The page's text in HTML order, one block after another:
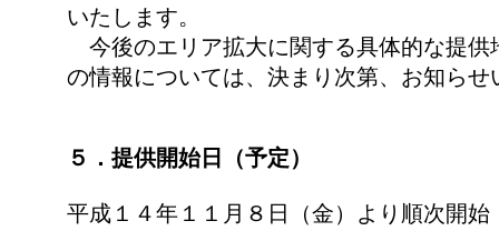
いたします。
今後のエリア拡大に関する具体的な提供
の情報については、決まり次第、お知らせ
５．提供開始日（予定）
平成１４年１１月８日（金）より順次開始